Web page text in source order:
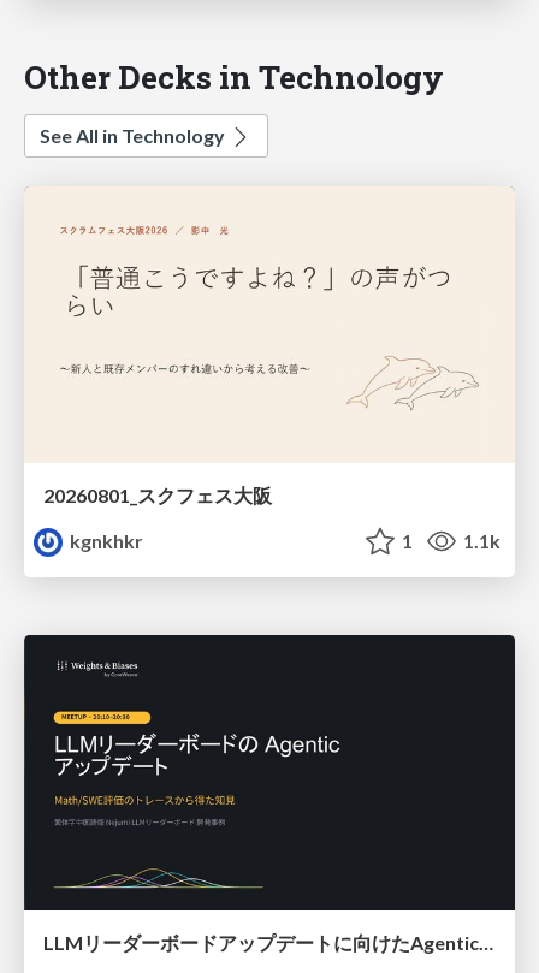
Other Decks in Technology
See All in Technology
20260801_スクフェス大阪
kgnkhkr
1 1.1k
LLMリーダーボードアップデートに向けたAgentic Math_SWEのトレースについて